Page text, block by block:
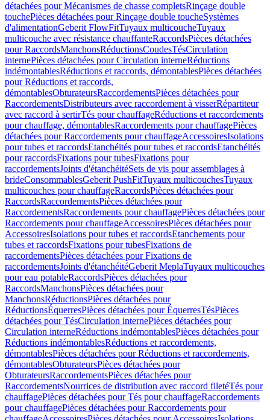
détachées pour Mécanismes de chasse completsRinçage double
touchePièces détachées pour Rinçage double toucheSystèmes
d'alimentationGeberit FlowFitTuyaux multicoucheTuyaux
multicouche avec résistance chauffanteRaccordsPièces détachées
pour RaccordsManchonsRéductionsCoudesTésCirculation
internePièces détachées pour Circulation interneRéductions
indémontablesRéductions et raccords, démontablesPièces détachées
pour Réductions et raccords,
démontablesObturateursRaccordementsPièces détachées pour
RaccordementsDistributeurs avec raccordement à visserRépartiteur
avec raccord à sertirTés pour chauffageRéductions et raccordements
pour chauffage, démontablesRaccordements pour chauffagePièces
détachées pour Raccordements pour chauffageAccessoiresIsolations
pour tubes et raccordsEtanchéités pour tubes et raccordsEtanchéités
pour raccordsFixations pour tubesFixations pour
raccordementsJoints d'étanchéitéSets de vis pour assemblages à
brideConsommablesGeberit PushFitTuyaux multicouchesTuyaux
multicouches pour chauffageRaccordsPièces détachées pour
RaccordsRaccordementsPièces détachées pour
RaccordementsRaccordements pour chauffagePièces détachées pour
Raccordements pour chauffageAccessoiresPièces détachées pour
AccessoiresIsolations pour tubes et raccordsEtanchements pour
tubes et raccordsFixations pour tubesFixations de
raccordementsPièces détachées pour Fixations de
raccordementsJoints d'étanchéitéGeberit MeplaTuyaux multicouches
pour eau potableRaccordsPièces détachées pour
RaccordsManchonsPièces détachées pour
ManchonsRéductionsPièces détachées pour
RéductionsÉquerresPièces détachées pour ÉquerresTésPièces
détachées pour TésCirculation internePièces détachées pour
Circulation interneRéductions indémontablesPièces détachées pour
Réductions indémontablesRéductions et raccordements,
démontablesPièces détachées pour Réductions et raccordements,
démontablesObturateursPièces détachées pour
ObturateursRaccordementsPièces détachées pour
RaccordementsNourrices de distribution avec raccord filetéTés pour
chauffagePièces détachées pour Tés pour chauffageRaccordements
pour chauffagePièces détachées pour Raccordements pour